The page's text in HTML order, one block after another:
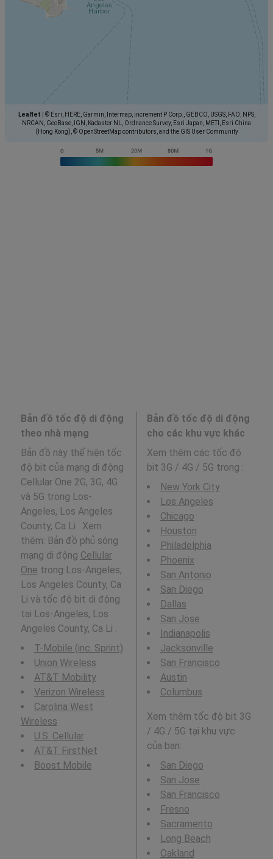
Leaflet
© Esri, HERE, Garmin, Intermap, increment P Corp., GEBCO, USGS, FAO, NPS,
NRCAN, GeoBase, IGN, Kadaster NL, Ordnance Survey, Esri Japan, METI, Esri China
(Hong Kong), © OpenStreetMap contributors, and the GIS User Community
Bản đồ tốc độ di động
theo nhà mạng
Bản đồ này thể hiện tốc
độ bit của mạng di động
Cellular One 2G, 3G, 4G
và 5G trong Los-
Angeles, Los Angeles
County, Ca Li . Xem
thêm: Bản đồ phủ sóng
mạng di động Cellular
One trong Los-Angeles,
Los Angeles County, Ca
Li và tốc độ bit di động
tại Los-Angeles, Los
Angeles County, Ca Li .
T-Mobile (inc. Sprint)
Union Wireless
AT&T Mobility
Verizon Wireless
Carolina West
Wireless
U.S. Cellular
AT&T FirstNet
Boost Mobile
Bản đồ tốc độ di động
cho các khu vực khác
Xem thêm các tốc độ
bit 3G / 4G / 5G trong :
New York City
Los Angeles
Chicago
Houston
Philadelphia
Phoenix
San Antonio
San Diego
Dallas
San Jose
Indianapolis
Jacksonville
San Francisco
Austin
Columbus
Xem thêm tốc độ bit 3G
/ 4G / 5G tại khu vực
của bạn:
San Diego
San Jose
San Francisco
Fresno
Sacramento
Long Beach
Oakland